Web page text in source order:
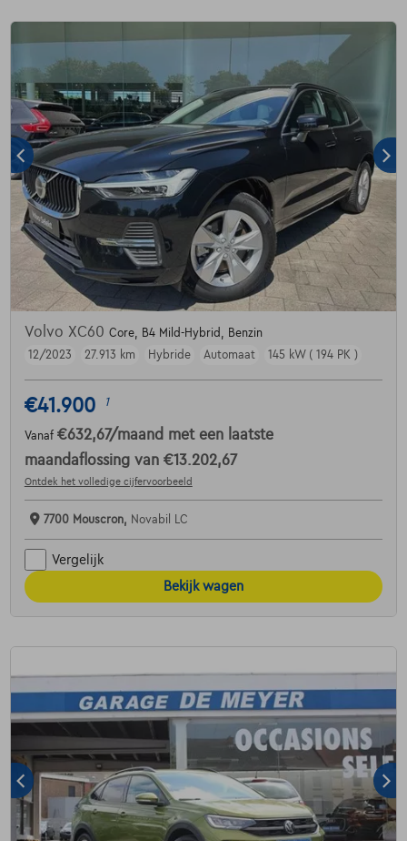
Volvo XC60 Core, B4 Mild-Hybrid, Benzin
12/2023
27.913 km Hybride Automaat 145 kW ( 194 PK )
€41.900 1
Vanaf €632,67/maand met een laatste
maandaflossing van €13.202,67
Ontdek het volledige cijfervoorbeeld
7700 Mouscron, Novabil LC
Vergelijk
Bekijk wagen